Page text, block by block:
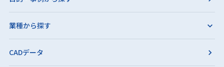
業種から探す
CADデータ